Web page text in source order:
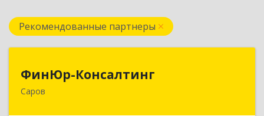
Рекомендованные партнеры
ФинЮр-Консалтинг
Саров